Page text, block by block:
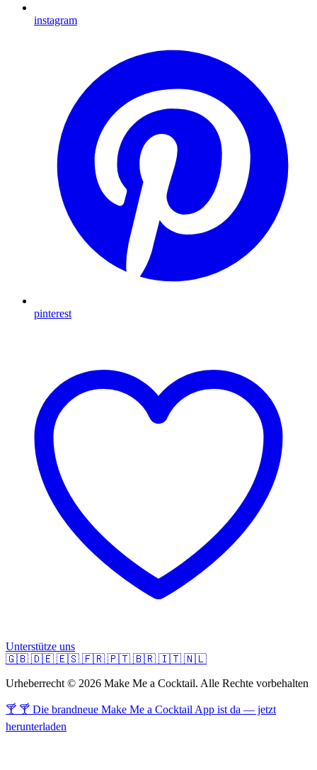
instagram
pinterest
Unterstütze uns
🇬🇧 🇩🇪 🇪🇸 🇫🇷 🇵🇹 🇧🇷 🇮🇹 🇳🇱
Urheberrecht © 2026 Make Me a Cocktail. Alle Rechte vorbehalten
🍸 🍸 Die brandneue Make Me a Cocktail App ist da — jetzt
herunterladen